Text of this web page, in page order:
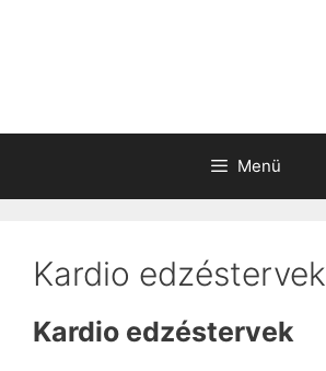
Menü
Kardio edzéstervek
Kardio edzéstervek